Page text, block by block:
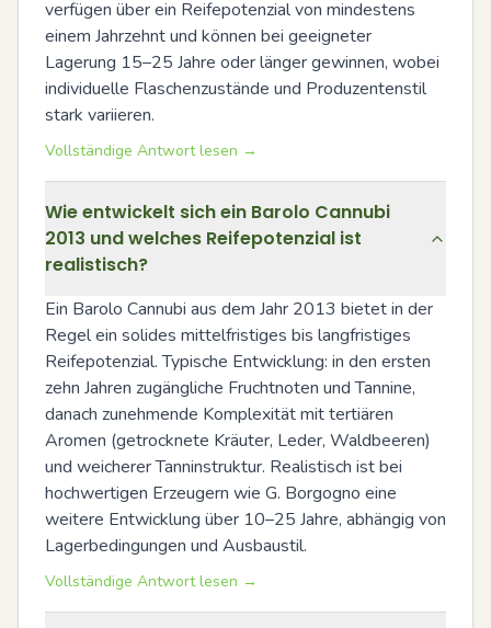
verfügen über ein Reifepotenzial von mindestens
einem Jahrzehnt und können bei geeigneter
Lagerung 15–25 Jahre oder länger gewinnen, wobei
individuelle Flaschenzustände und Produzentenstil
stark variieren.
Vollständige Antwort lesen →
Wie entwickelt sich ein Barolo Cannubi
2013 und welches Reifepotenzial ist
realistisch?
Ein Barolo Cannubi aus dem Jahr 2013 bietet in der
Regel ein solides mittelfristiges bis langfristiges
Reifepotenzial. Typische Entwicklung: in den ersten
zehn Jahren zugängliche Fruchtnoten und Tannine,
danach zunehmende Komplexität mit tertiären
Aromen (getrocknete Kräuter, Leder, Waldbeeren)
und weicherer Tanninstruktur. Realistisch ist bei
hochwertigen Erzeugern wie G. Borgogno eine
weitere Entwicklung über 10–25 Jahre, abhängig von
Lagerbedingungen und Ausbaustil.
Vollständige Antwort lesen →